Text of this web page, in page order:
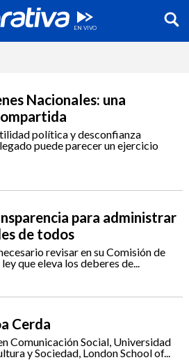
Nacionales: una
política y desconfianza
puede parecer un ejercicio
para administrar
de todos
revisar en su Comisión de
que eleva los deberes de...
Cerda
Comunicación Social, Universidad
y Sociedad, London School of...